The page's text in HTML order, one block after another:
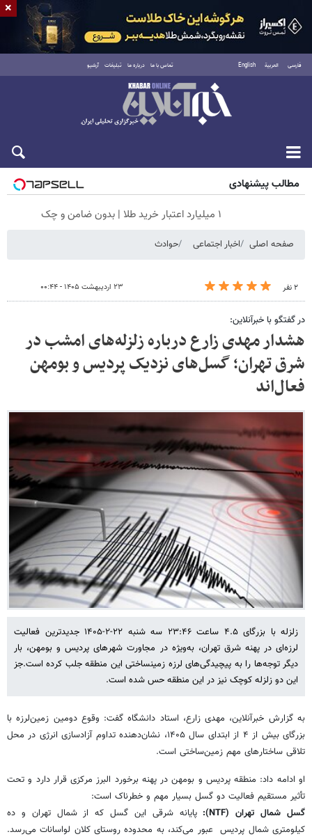
فارسی العربية English تماس با ما درباره ما تبلیغات آرشیو
شنبه ۱۷ مرداد ۱۴۰۵
مطالب پیشنهادی
۱ میلیارد اعتبار خرید طلا | بدون ضامن و چک
صفحه اصلی اخبار اجتماعی حوادث
۲ نفر ۲۳ اردیبهشت ۱۴۰۵ - ۰۰:۴۴
در گفتگو با خبرآنلاین:
هشدار مهدی زارع درباره زلزله‌های امشب در
شرق تهران؛ گسل‌های نزدیک پردیس و بومهن
فعال‌اند
زلزله با بزرگای ۴.۵ ساعت ۲۳:۴۶ سه شنبه ۲۲-۲-۱۴۰۵ جدیدترین فعالیت
لرزه‌ای در پهنه شرق تهران، به‌ویژه در مجاورت شهرهای پردیس و بومهن، بار
دیگر توجه‌ها را به پیچیدگی‌های لرزه زمینساختی این منطقه جلب کرده است.جز
این دو زلزله کوچک نیز در این منطقه حس شده است.
به گزارش خبرآنلاین، مهدی زارع، استاد دانشگاه گفت: وقوع دومین زمین‌لرزه با
بزرگای بیش از ۴ از ابتدای سال ۱۴۰۵، نشان‌دهنده تداوم آزادسازی انرژی در محل
تلاقی ساختارهای مهم زمین‌ساختی است.
​او ادامه داد: منطقه پردیس و بومهن در پهنه برخورد البرز مرکزی قرار دارد و تحت
تأثیر مستقیم فعالیت دو گسل بسیار مهم و خطرناک است:
گسل شمال تهران (NTF):
پایانه شرقی این گسل که از شمال تهران و ده
کیلومتری شمال پردیس عبور می‌کند، به محدوده روستای کلان لواسانات می‌رسد.
×